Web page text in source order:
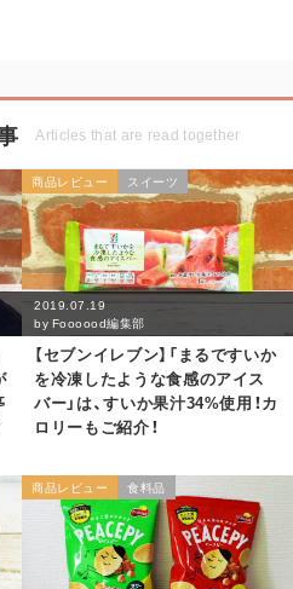
Articles that are read together
商品レビュー スイーツ
2019.07.19
by Foooood編集部
【セブンイレブン】「まるですいか
を冷凍したような食感のアイス
バー」は、すいか果汁34%使用！カ
ロリーもご紹介！
商品レビュー 食料品